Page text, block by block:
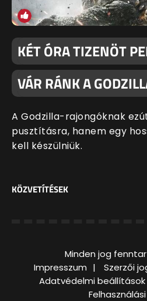
KÉT ÓRA TIZENÖT
VÁR RÁNK A
A Godzilla-rajongóknak
pusztításra, hanem egy
kell készülniük.
KÖZVETÍTÉSEK
Minden jog
Impresszum
Szerzői
Adatvédelmi beállítások